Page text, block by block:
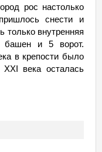
мало
мало
мало
мало
рос настолько
снести и
только внутренняя
башен и 5 ворот.
в крепости было
века осталась